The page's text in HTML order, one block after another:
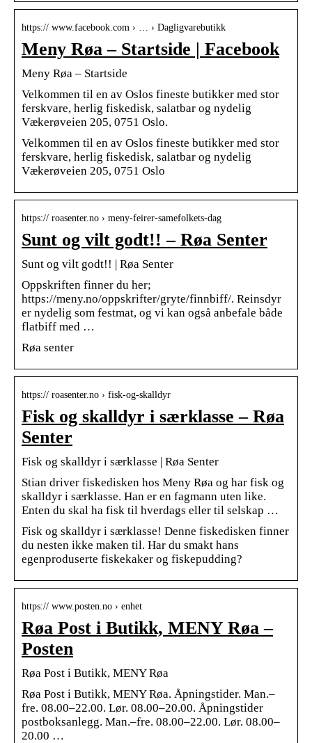
https:// www.facebook.com › … › Dagligvarebutikk
Meny Røa – Startside | Facebook
Meny Røa – Startside
Velkommen til en av Oslos fineste butikker med stor
ferskvare, herlig fiskedisk, salatbar og nydelig
Vækerøveien 205, 0751 Oslo.
Velkommen til en av Oslos fineste butikker med stor
ferskvare, herlig fiskedisk, salatbar og nydelig
Vækerøveien 205, 0751 Oslo
https:// roasenter.no › meny-feirer-samefolkets-dag
Sunt og vilt godt!! – Røa Senter
Sunt og vilt godt!! | Røa Senter
Oppskriften finner du her;
https://meny.no/oppskrifter/gryte/finnbiff/. Reinsdyr
er nydelig som festmat, og vi kan også anbefale både
flatbiff med …
Røa senter
https:// roasenter.no › fisk-og-skalldyr
Fisk og skalldyr i særklasse – Røa
Senter
Fisk og skalldyr i særklasse | Røa Senter
Stian driver fiskedisken hos Meny Røa og har fisk og
skalldyr i særklasse. Han er en fagmann uten like.
Enten du skal ha fisk til hverdags eller til selskap …
Fisk og skalldyr i særklasse! Denne fiskedisken finner
du nesten ikke maken til. Har du smakt hans
egenproduserte fiskekaker og fiskepudding?
https:// www.posten.no › enhet
Røa Post i Butikk, MENY Røa –
Posten
Røa Post i Butikk, MENY Røa
Røa Post i Butikk, MENY Røa. Åpningstider. Man.–
fre. 08.00–22.00. Lør. 08.00–20.00. Åpningstider
postboksanlegg. Man.–fre. 08.00–22.00. Lør. 08.00–
20.00 …